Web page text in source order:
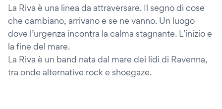
La Riva è una linea da attraversare. Il segno di cose
che cambiano, arrivano e se ne vanno. Un luogo
dove l’urgenza incontra la calma stagnante. L’inizio e
la fine del mare.
La Riva è un band nata dal mare dei lidi di Ravenna,
tra onde alternative rock e shoegaze.